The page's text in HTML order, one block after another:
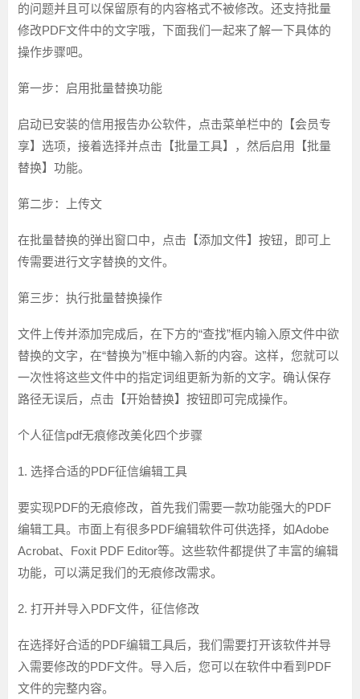
的问题并且可以保留原有的内容格式不被修改。还支持批量
修改PDF文件中的文字哦，下面我们一起来了解一下具体的
操作步骤吧。
第一步：启用批量替换功能
启动已安装的信用报告办公软件，点击菜单栏中的【会员专
享】选项，接着选择并点击【批量工具】，然后启用【批量
替换】功能。
第二步：上传文
在批量替换的弹出窗口中，点击【添加文件】按钮，即可上
传需要进行文字替换的文件。
第三步：执行批量替换操作
文件上传并添加完成后，在下方的“查找”框内输入原文件中欲
替换的文字，在“替换为”框中输入新的内容。这样，您就可以
一次性将这些文件中的指定词组更新为新的文字。确认保存
路径无误后，点击【开始替换】按钮即可完成操作。
个人征信pdf无痕修改美化四个步骤
1. 选择合适的PDF征信编辑工具
要实现PDF的无痕修改，首先我们需要一款功能强大的PDF
编辑工具。市面上有很多PDF编辑软件可供选择，如Adobe
Acrobat、Foxit PDF Editor等。这些软件都提供了丰富的编辑
功能，可以满足我们的无痕修改需求。
2. 打开并导入PDF文件，征信修改
在选择好合适的PDF编辑工具后，我们需要打开该软件并导
入需要修改的PDF文件。导入后，您可以在软件中看到PDF
文件的完整内容。